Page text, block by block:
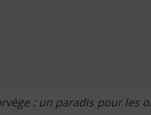
: un paradis pour les